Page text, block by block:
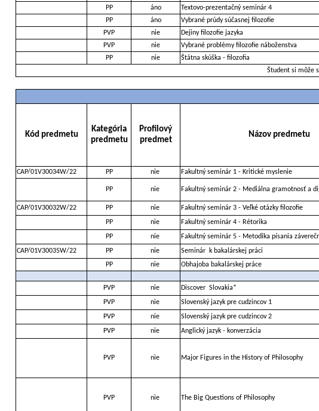
PP
áno Textovo-prezentačný seminár 4
PP
áno Vybrané prúdy súčasnej filozofie
PVP
nie Dejiny filozofie jazyka
PVP
nie Vybrané problémy filozofie náboženstva
PP
nie Štátna skúška - filozofia
Študent si môže
Kód predmetu
Kategória
predmetu
Profilový
predmet
Názov predmetu
CAP/01V30034W/22 PP nie Fakultný seminár 1 - Kritické myslenie
PP nie Fakultný seminár 2 - Mediálna gramotnosť a
CAP/01V30032W/22 PP nie Fakultný seminár 3 - Veľké otázky filozofie
PP
nie Fakultný seminár 4 - Rétorika
PP
nie Fakultný seminár 5 - Metodika písania
CAP/01V30035W/22
PP nie Seminár k bakalárskej práci
PP
nie Obhajoba bakalárskej práce
PVP nie Discover Slovakia*
PVP
nie Slovenský jazyk pre cudzincov 1
PVP
nie Slovenský jazyk pre cudzincov 2
PVP
nie Anglický jazyk - konverzácia
PVP nie Major Figures in the History of Philosophy
PVP nie The Big Questions of Philosophy